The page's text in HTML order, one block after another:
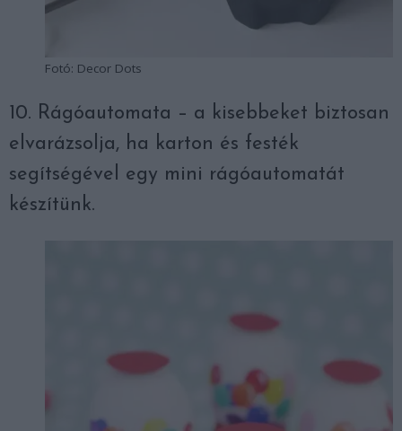
Fotó: Decor Dots
10. Rágóautomata – a kisebbeket biztosan
elvarázsolja, ha karton és festék
segítségével egy mini rágóautomatát
készítünk.